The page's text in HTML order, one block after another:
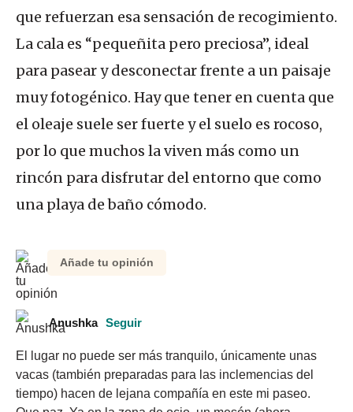
que refuerzan esa sensación de recogimiento.
La cala es “pequeñita pero preciosa”, ideal
para pasear y desconectar frente a un paisaje
muy fotogénico. Hay que tener en cuenta que
el oleaje suele ser fuerte y el suelo es rocoso,
por lo que muchos la viven más como un
rincón para disfrutar del entorno que como
una playa de baño cómodo.
Añade tu opinión
Anushka Seguir
El lugar no puede ser más tranquilo, únicamente unas
vacas (también preparadas para las inclemencias del
tiempo) hacen de lejana compañía en este mi paseo.